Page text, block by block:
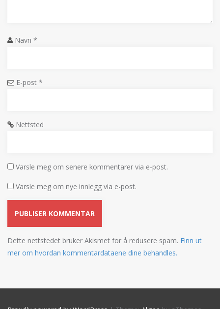
Navn *
E-post *
Nettsted
Varsle meg om senere kommentarer via e-post.
Varsle meg om nye innlegg via e-post.
Dette nettstedet bruker Akismet for å redusere spam. Finn ut
mer om hvordan kommentardataene dine behandles.